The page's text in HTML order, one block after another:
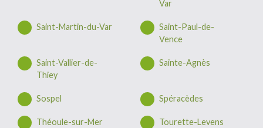
Var
Saint-Martin-du-Var
Saint-Paul-de-
Vence
Saint-Vallier-de-
Thiey
Sainte-Agnès
Sospel Spéracèdes
Théoule-sur-Mer Tourette-Levens